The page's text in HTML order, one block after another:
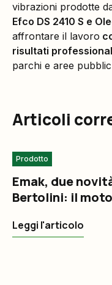
vibrazioni prodotte
Efco DS 2410 S e
affrontare il lavoro
risultati
parchi e aree
Articoli
Prodotto
Emak, due
Bertolini: il
Leggi l'articolo